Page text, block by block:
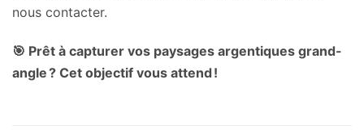
nous contacter.
🎯 Prêt à capturer vos paysages argentiques grand-
angle ? Cet objectif vous attend !